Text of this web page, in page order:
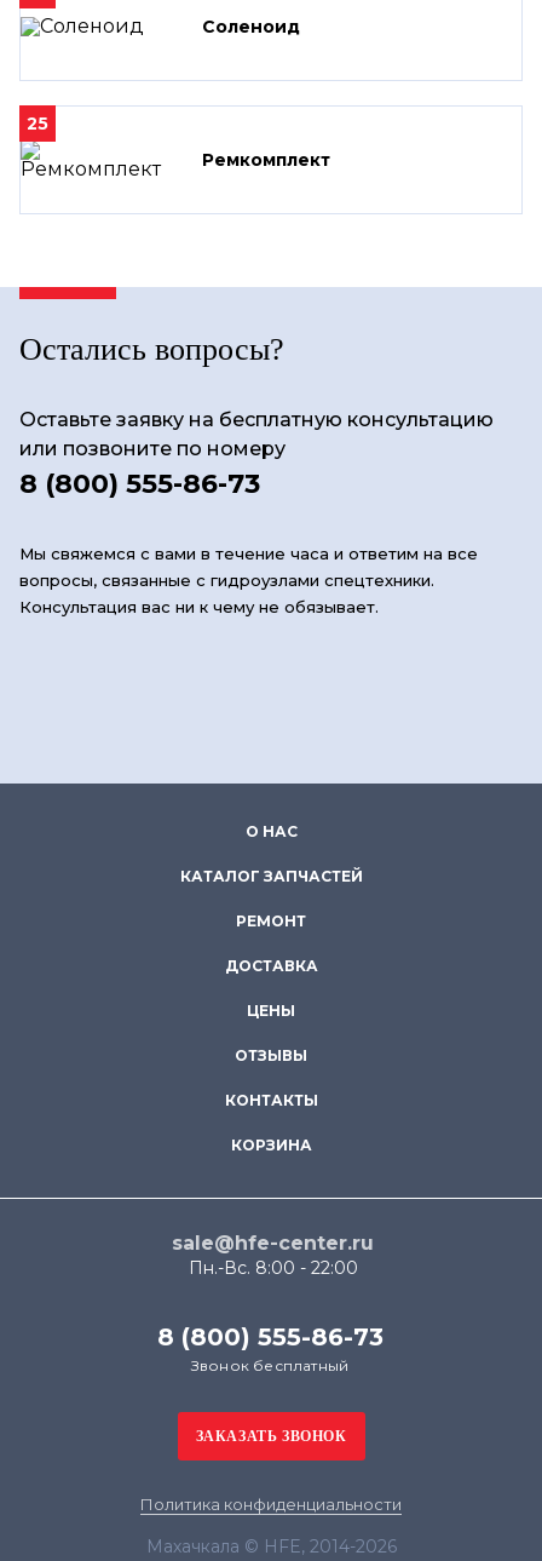
Соленоид
25
Ремкомплект
Остались вопросы?
Оставьте заявку на бесплатную консультацию
или позвоните по номеру
8 (800) 555-86-73
Мы свяжемся с вами в течение часа и ответим на все
вопросы, связанные с гидроузлами спецтехники.
Консультация вас ни к чему не обязывает.
О НАС
КАТАЛОГ ЗАПЧАСТЕЙ
РЕМОНТ
ДОСТАВКА
ЦЕНЫ
ОТЗЫВЫ
КОНТАКТЫ
КОРЗИНА
sale@hfe-center.ru
Пн.-Вс. 8:00 - 22:00
8 (800) 555-86-73
Звонок бесплатный
Политика конфиденциальности
Махачкала © HFE, 2014-2026